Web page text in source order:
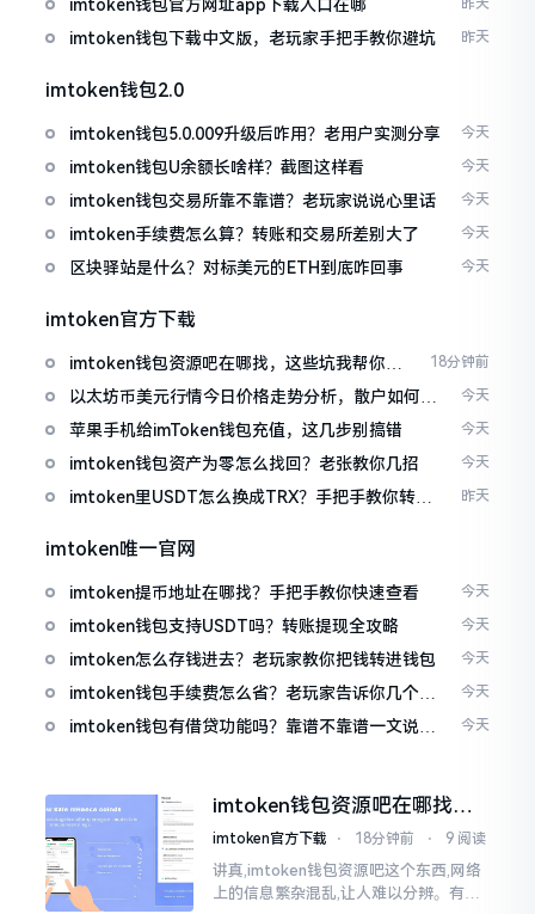
imtoken钱包官方网址app下载入口在哪 昨天
imtoken钱包下载中文版，老玩家手把手教你避坑 昨天
imtoken钱包2.0
imtoken钱包5.0.009升级后咋用？老用户实测分享 今天
imtoken钱包U余额长啥样？截图这样看 今天
imtoken钱包交易所靠不靠谱？老玩家说说心里话 今天
imtoken手续费怎么算？转账和交易所差别大了 今天
区块驿站是什么？对标美元的ETH到底咋回事 今天
imtoken官方下载
imtoken钱包资源吧在哪找，这些坑我帮你趟
过
18分钟前
以太坊币美元行情今日价格走势分析，散户如何避
免追涨杀跌被套牢
今天
苹果手机给imToken钱包充值，这几步别搞错 今天
imtoken钱包资产为零怎么找回？老张教你几招 今天
imtoken里USDT怎么换成TRX？手把手教你转成
昨天
imtoken唯一官网
imtoken提币地址在哪找？手把手教你快速查看 今天
imtoken钱包支持USDT吗？转账提现全攻略 今天
imtoken怎么存钱进去？老玩家教你把钱转进钱包 今天
imtoken钱包手续费怎么省？老玩家告诉你几个实
在招
今天
imtoken钱包有借贷功能吗？靠谱不靠谱一文说清
今天
imtoken钱包资源吧在哪找，
这些坑我帮你趟过
imtoken官方下载 ⋅ 18分钟前 ⋅ 9 阅读
讲真,imtoken钱包资源吧这个东西,网络
上的信息繁杂混乱,让人难以分辨。有的